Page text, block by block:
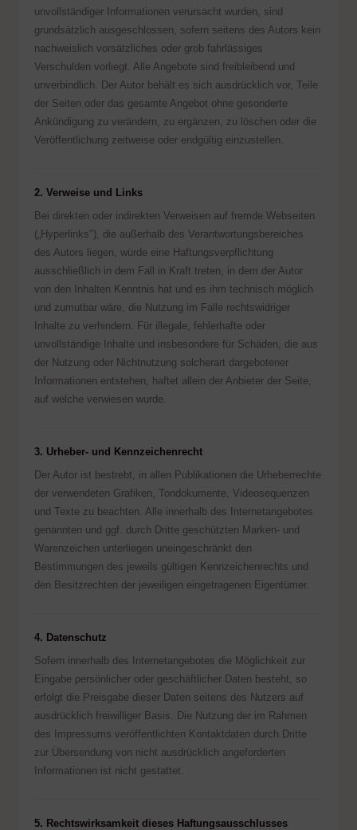
unvollständiger Informationen verursacht wurden, sind
grundsätzlich ausgeschlossen, sofern seitens des Autors kein
nachweislich vorsätzliches oder grob fahrlässiges
Verschulden vorliegt. Alle Angebote sind freibleibend und
unverbindlich. Der Autor behält es sich ausdrücklich vor, Teile
der Seiten oder das gesamte Angebot ohne gesonderte
Ankündigung zu verändern, zu ergänzen, zu löschen oder die
Veröffentlichung zeitweise oder endgültig einzustellen.
2. Verweise und Links
Bei direkten oder indirekten Verweisen auf fremde Webseiten
(„Hyperlinks"), die außerhalb des Verantwortungsbereiches
des Autors liegen, würde eine Haftungsverpflichtung
ausschließlich in dem Fall in Kraft treten, in dem der Autor
von den Inhalten Kenntnis hat und es ihm technisch möglich
und zumutbar wäre, die Nutzung im Falle rechtswidriger
Inhalte zu verhindern. Für illegale, fehlerhafte oder
unvollständige Inhalte und insbesondere für Schäden, die aus
der Nutzung oder Nichtnutzung solcherart dargebotener
Informationen entstehen, haftet allein der Anbieter der Seite,
auf welche verwiesen wurde.
3. Urheber- und Kennzeichenrecht
Der Autor ist bestrebt, in allen Publikationen die Urheberrechte
der verwendeten Grafiken, Tondokumente, Videosequenzen
und Texte zu beachten. Alle innerhalb des Internetangebotes
genannten und ggf. durch Dritte geschützten Marken- und
Warenzeichen unterliegen uneingeschränkt den
Bestimmungen des jeweils gültigen Kennzeichenrechts und
den Besitzrechten der jeweiligen eingetragenen Eigentümer.
4. Datenschutz
Sofern innerhalb des Internetangebotes die Möglichkeit zur
Eingabe persönlicher oder geschäftlicher Daten besteht, so
erfolgt die Preisgabe dieser Daten seitens des Nutzers auf
ausdrücklich freiwilliger Basis. Die Nutzung der im Rahmen
des Impressums veröffentlichten Kontaktdaten durch Dritte
zur Übersendung von nicht ausdrücklich angeforderten
Informationen ist nicht gestattet.
5. Rechtswirksamkeit dieses Haftungsausschlusses